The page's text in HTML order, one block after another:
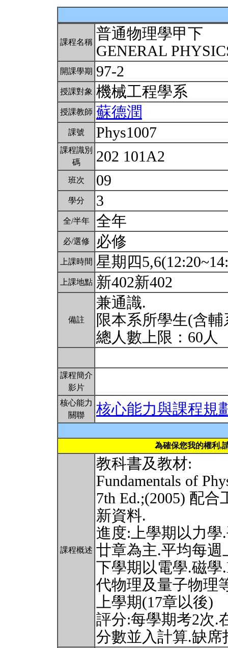
課程名稱 普通物理學甲下
GENERAL
開課學期 97-2
授課對象 機械工程學系
授課教師 蘇德潤
課號 Phys1007
課程識別
碼
202 101A2
班次 09
學分 3
全/半年 全年
必/選修 必修
上課時間 星期四
上課地點 新402新402
備註
兼通識.
限本系所學生(含
總人數上限：60人
課程簡介
影片
核心能力
關聯
核心能力與課程規
為確保您我的權利,
課程概述
教科書及教材:
Fundamentals of
7th Ed.;(2005) 配
新資料.
進度:上學期以力
廿章為主.平均每週
下學期以電學.磁學
代物理及量子物理
上學期(17章以後)
評分:每學期考2次.
分數並入計算.缺